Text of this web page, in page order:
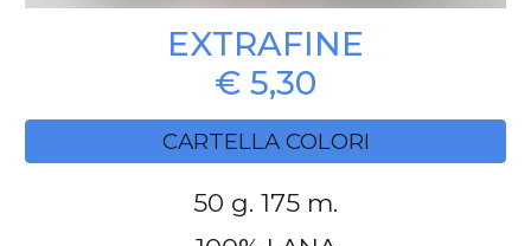
EXTRAFINE
€ 5,30
CARTELLA COLORI
50 g. 175 m.